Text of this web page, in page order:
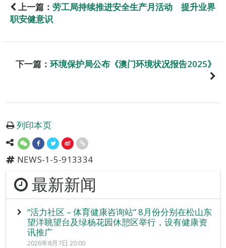
上一篇： 劳工局持续推进安全生产月活动 提升业界
职安健意识
下一篇： 环境保护局公布《澳门环境状况报告2025》
列印本页
NEWS-1-5-913334
最新新闻
“活力社区 – 体育健康咨询站” 8月份分别在松山东
望洋眺望台及绿杨花园休憩区举行，设有健康资
讯推广
2026年8月7日 20:00